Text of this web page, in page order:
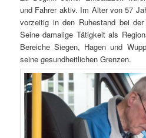
und Fahrer aktiv. Im Alter von 57
vorzeitig in den Ruhestand bei
Seine damalige Tätigkeit als
Bereiche Siegen, Hagen und
seine gesundheitlichen Grenzen.